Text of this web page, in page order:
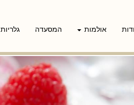
אולמות המסעדה גלריות